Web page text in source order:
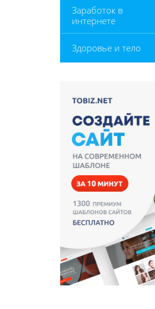
Заработок в
интернете
Здоровье и тело